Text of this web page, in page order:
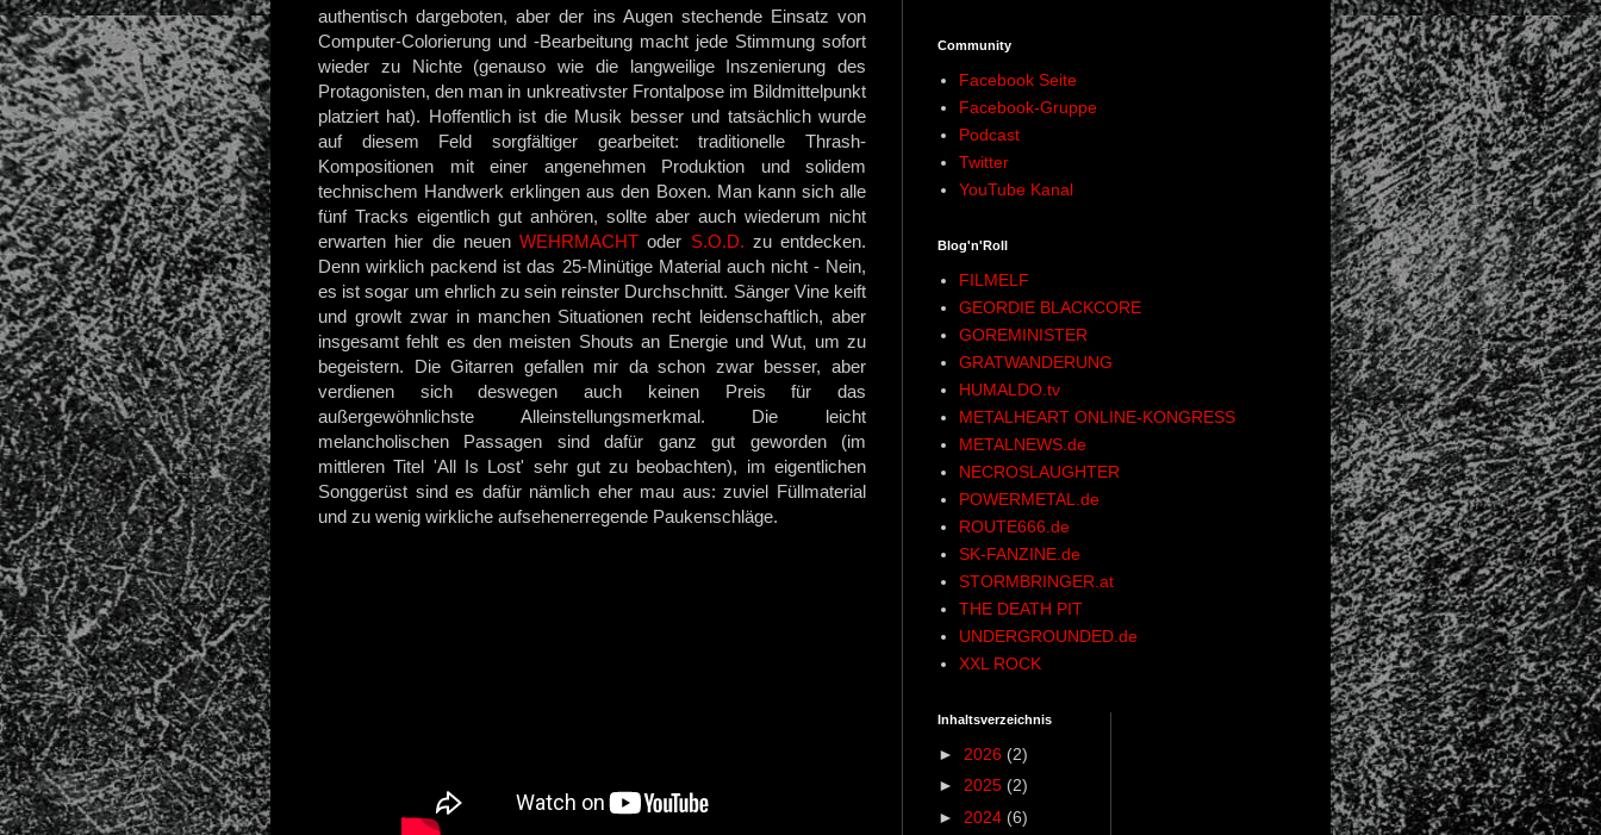
authentisch dargeboten, aber der ins Augen stechende Einsatz von
Computer-Colorierung und -Bearbeitung macht jede Stimmung sofort
wieder zu Nichte (genauso wie die langweilige Inszenierung des
Protagonisten, den man in unkreativster Frontalpose im Bildmittelpunkt
platziert hat). Hoffentlich ist die Musik besser und tatsächlich wurde
auf diesem Feld sorgfältiger gearbeitet: traditionelle Thrash-
Kompositionen mit einer angenehmen Produktion und solidem
technischem Handwerk erklingen aus den Boxen. Man kann sich alle
fünf Tracks eigentlich gut anhören, sollte aber auch wiederum nicht
erwarten hier die neuen WEHRMACHT oder S.O.D. zu entdecken.
Denn wirklich packend ist das 25-Minütige Material auch nicht - Nein,
es ist sogar um ehrlich zu sein reinster Durchschnitt. Sänger Vine keift
und growlt zwar in manchen Situationen recht leidenschaftlich, aber
insgesamt fehlt es den meisten Shouts an Energie und Wut, um zu
begeistern. Die Gitarren gefallen mir da schon zwar besser, aber
verdienen sich deswegen auch keinen Preis für das
außergewöhnlichste Alleinstellungsmerkmal. Die leicht
melancholischen Passagen sind dafür ganz gut geworden (im
mittleren Titel 'All Is Lost' sehr gut zu beobachten), im eigentlichen
Songgerüst sind es dafür nämlich eher mau aus: zuviel Füllmaterial
und zu wenig wirkliche aufsehenerregende Paukenschläge.
Community
Facebook Seite
Facebook-Gruppe
Podcast
Twitter
YouTube Kanal
Blog'n'Roll
FILMELF
GEORDIE BLACKCORE
GOREMINISTER
GRATWANDERUNG
HUMALDO.tv
METALHEART ONLINE-KONGRESS
METALNEWS.de
NECROSLAUGHTER
POWERMETAL.de
ROUTE666.de
SK-FANZINE.de
STORMBRINGER.at
THE DEATH PIT
UNDERGROUNDED.de
XXL ROCK
Inhaltsverzeichnis
► 2026 (2)
► 2025 (2)
► 2024 (6)